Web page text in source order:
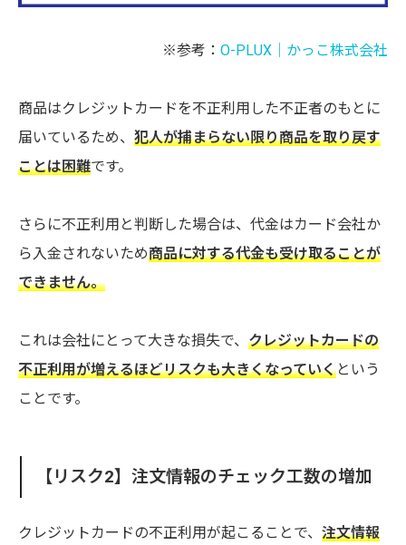
※参考： O-PLUX｜かっこ株式会社
商品はクレジットカードを不正利用した不正者のもとに
届いているため、 犯人が捕まらない限り商品を取り戻す
ことは困難です。
さらに不正利用と判断した場合は、代金はカード会社か
ら入金されないため商品に対する代金も受け取ることが
できません。
これは会社にとって大きな損失で、 クレジットカードの
不正利用が増えるほどリスクも大きくなっていくという
ことです。
【リスク2】注文情報のチェック工数の増加
クレジットカードの不正利用が起こることで、 注文情報